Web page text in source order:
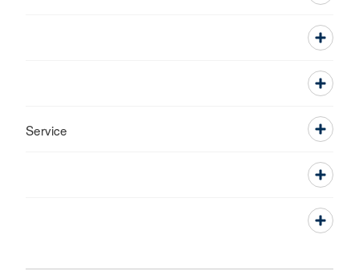
Service